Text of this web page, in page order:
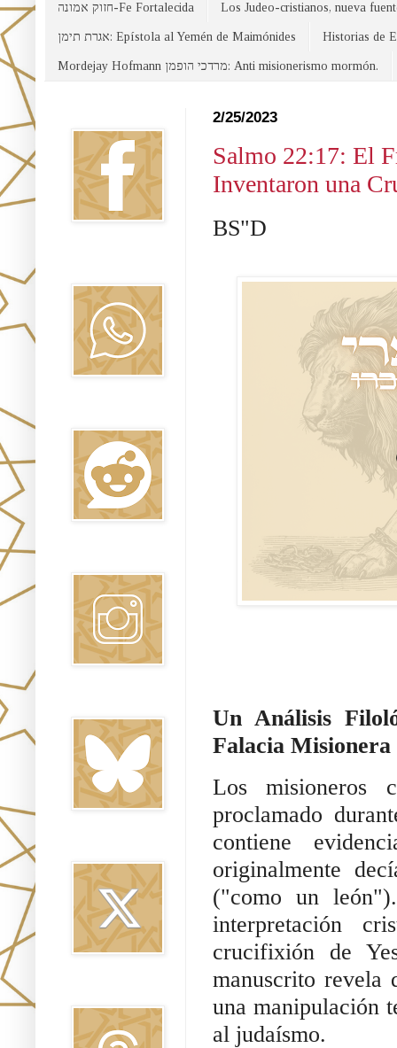
חזוק אמונה-Fe Fortalecida Los Judeo-cristianos, nueva
אגרת תימן: Epístola al Yemén de Maimónides Historias de
Mordejay Hofmann מרדכי הופמן: Anti misionerismo mormón.
2/25/2023
Salmo 22:17: El
Inventaron una
BS"D
Un Análisis
Falacia
Los misioneros
proclamado
contiene
originalmente
("como un
interpretación
crucifixión de
manuscrito revela
una manipulación
al judaísmo.